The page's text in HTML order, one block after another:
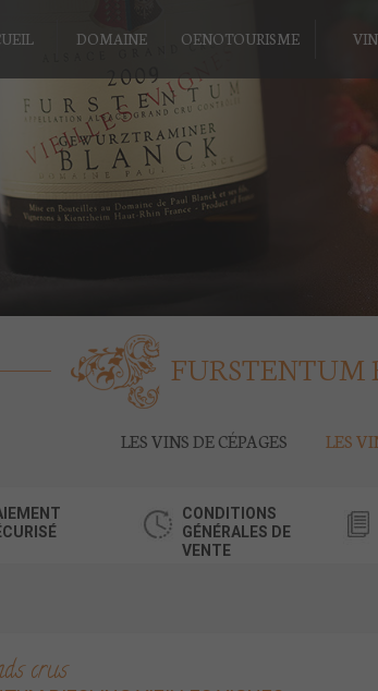
DOMAINE OENOTOURISME
FURSTENTUM
LES VINS DE CÉPAGES LES
CONDITIONS
GÉNÉRALES DE
VENTE
crus